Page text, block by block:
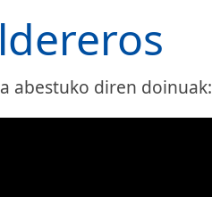
abestuko diren doinuak: